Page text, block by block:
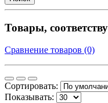
Товары,
Сравнение товаров (0)
Сортировать:
Показывать: